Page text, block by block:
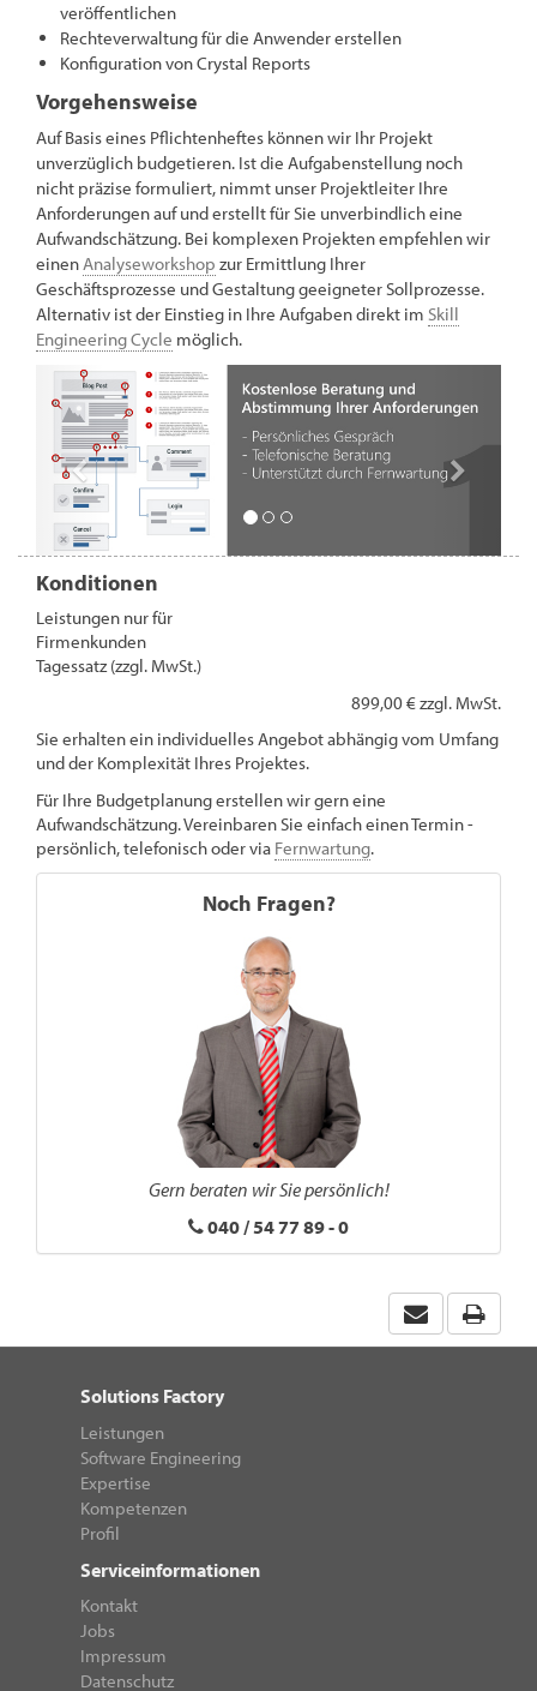
veröffentlichen
Rechteverwaltung für die Anwender erstellen
Konfiguration von Crystal Reports
Vorgehensweise
Auf Basis eines Pflichtenheftes können wir Ihr Projekt
unverzüglich budgetieren. Ist die Aufgabenstellung noch
nicht präzise formuliert, nimmt unser Projektleiter Ihre
Anforderungen auf und erstellt für Sie unverbindlich eine
Aufwandschätzung. Bei komplexen Projekten empfehlen wir
einenAnalyseworkshop zur Ermittlung Ihrer
Geschäftsprozesse und Gestaltung geeigneter Sollprozesse.
Alternativ ist der Einstieg in Ihre Aufgaben direkt im Skill
Engineering Cycle möglich.
Konditionen
Leistungen nur für
Firmenkunden
Tagessatz (zzgl. MwSt.)
899,00 € zzgl. MwSt.
Sie erhalten ein individuelles Angebot abhängig vom Umfang
und der Komplexität Ihres Projektes.
Für Ihre Budgetplanung erstellen wir gern eine
Aufwandschätzung. Vereinbaren Sie einfach einen Termin -
persönlich, telefonisch oder via Fernwartung.
Noch Fragen?
Gern beraten wir Sie persönlich!
040 / 54 77 89 - 0
Solutions Factory
Leistungen
Software Engineering
Expertise
Kompetenzen
Profil
Serviceinformationen
Kontakt
Jobs
Impressum
Datenschutz